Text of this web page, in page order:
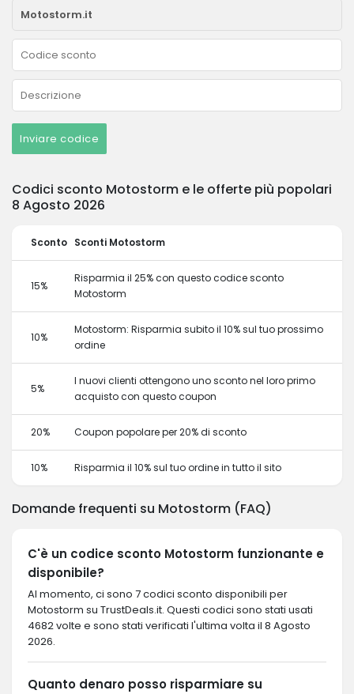
Inviare codice
Codici sconto Motostorm e le offerte più popolari
8 Agosto 2026
Sconto Sconti Motostorm
15%
Risparmia il 25% con questo codice sconto
Motostorm
10%
Motostorm: Risparmia subito il 10% sul tuo prossimo
ordine
5%
I nuovi clienti ottengono uno sconto nel loro primo
acquisto con questo coupon
20% Coupon popolare per 20% di sconto
10% Risparmia il 10% sul tuo ordine in tutto il sito
Domande frequenti su Motostorm (FAQ)
C'è un codice sconto Motostorm funzionante e
disponibile?
Al momento, ci sono 7 codici sconto disponibili per
Motostorm su TrustDeals.it. Questi codici sono stati usati
4682 volte e sono stati verificati l'ultima volta il 8 Agosto
2026.
Quanto denaro posso risparmiare su